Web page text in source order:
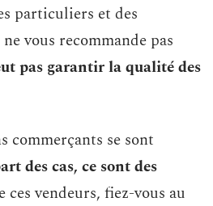
particuliers et des
vous recommande pas
pas garantir la qualité des
commerçants se sont
des cas, ce sont des
vendeurs, fiez-vous au